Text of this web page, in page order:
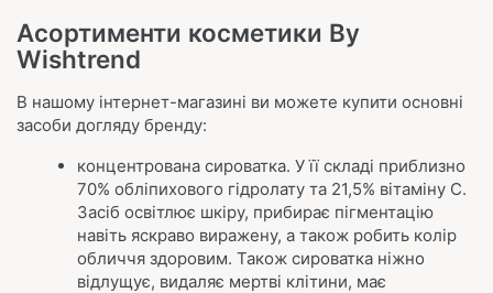
Асортименти косметики By
Wishtrend
В нашому інтернет-магазині ви можете купити основні
засоби догляду бренду:
концентрована сироватка. У її складі приблизно
70% обліпихового гідролату та 21,5% вітаміну С.
Засіб освітлює шкіру, прибирає пігментацію
навіть яскраво виражену, а також робить колір
обличчя здоровим. Також сироватка ніжно
відлущує, видаляє мертві клітини, має